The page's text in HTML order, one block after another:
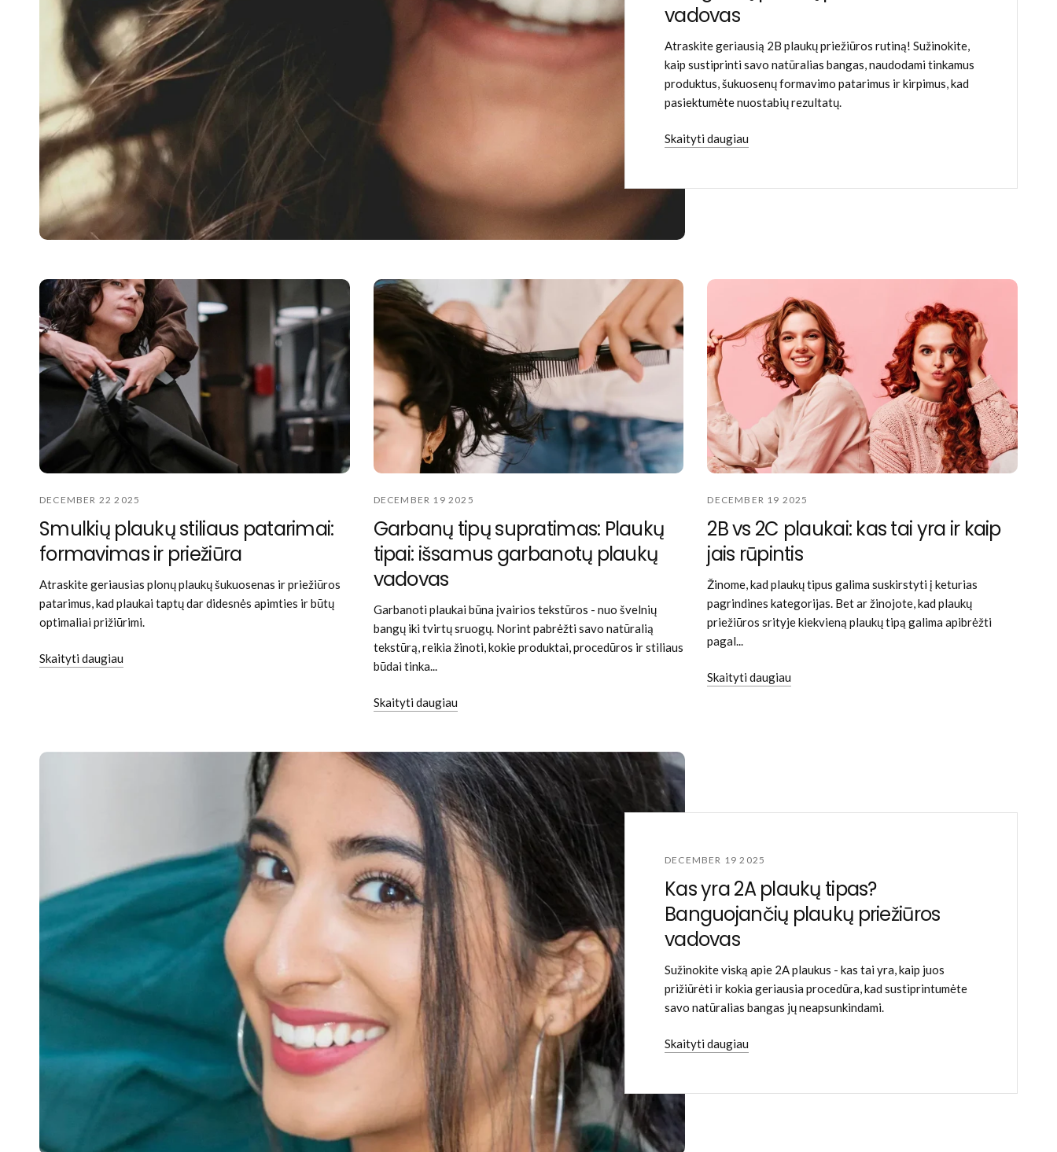
vadovas
Atraskite geriausią 2B plaukų priežiūros rutiną! Sužinokite,
kaip sustiprinti savo natūralias bangas, naudodami tinkamus
produktus, šukuosenų formavimo patarimus ir kirpimus, kad
pasiektumėte nuostabių rezultatų.
Skaityti daugiau
DECEMBER 22 2025
Smulkių plaukų stiliaus patarimai:
formavimas ir priežiūra
Atraskite geriausias plonų plaukų šukuosenas ir priežiūros
patarimus, kad plaukai taptų dar didesnės apimties ir būtų
optimaliai prižiūrimi.
Skaityti daugiau
DECEMBER 19 2025
Garbanų tipų supratimas: Plaukų
tipai: išsamus garbanotų plaukų
vadovas
Garbanoti plaukai būna įvairios tekstūros - nuo švelnių
bangų iki tvirtų sruogų. Norint pabrėžti savo natūralią
tekstūrą, reikia žinoti, kokie produktai, procedūros ir stiliaus
būdai tinka...
Skaityti daugiau
DECEMBER 19 2025
2B vs 2C plaukai: kas tai yra ir kaip
jais rūpintis
Žinome, kad plaukų tipus galima suskirstyti į keturias
pagrindines kategorijas. Bet ar žinojote, kad plaukų
priežiūros srityje kiekvieną plaukų tipą galima apibrėžti
pagal...
Skaityti daugiau
DECEMBER 19 2025
Kas yra 2A plaukų tipas?
Banguojančių plaukų priežiūros
vadovas
Sužinokite viską apie 2A plaukus - kas tai yra, kaip juos
prižiūrėti ir kokia geriausia procedūra, kad sustiprintumėte
savo natūralias bangas jų neapsunkindami.
Skaityti daugiau